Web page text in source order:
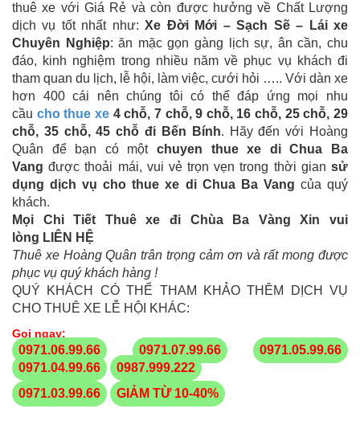
thuê xe với Giá Rẻ và còn được hưởng về Chất Lượng
dịch vụ tốt nhất như:Xe Đời Mới – Sạch Sẽ – Lái xe
Chuyên Nghiệp: ăn mặc gọn gàng lịch sự, ân cần, chu
đáo, kinh nghiệm trong nhiều năm về phục vụ khách đi
tham quan du lịch, lễ hội, làm việc, cưới hỏi ….. Với dàn xe
hơn 400 cái nên chúng tôi có thể đáp ứng mọi nhu
cầu cho thue xe4 chỗ, 7 chỗ, 9 chỗ, 16 chỗ, 25 chỗ, 29
chỗ, 35 chỗ, 45 chỗ đi Bến Bính. Hãy đến với Hoàng
Quân để bạn có một chuyen thue xe di Chua Ba
Vang được thoải mái, vui vẻ trọn vẹn trong thời gian sử
dụng dịch vụ cho thue xe di Chua Ba Vang của quý
khách.
Mọi Chi Tiết Thuê xe đi Chùa Ba Vàng Xin vui
lòng LIÊN HỆ
Thuê xe Hoàng Quân trân trọng cảm ơn và rất mong được
phục vụ quý khách hàng !
QUÝ KHÁCH CÓ THỂ THAM KHẢO THÊM DỊCH VỤ
CHO THUÊ XE LỄ HỘI KHÁC:
Gọi ngay:
0971.06.99.66 0971.07.99.66
0971.05.99.66
0971.04.99.66
0987.999.222
0971.03.99.66
GIẢM TỪ 10-40%